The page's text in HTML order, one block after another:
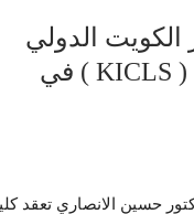
الدولي
الثالث لكلية العلوم الحياتية ( KICLS ) في
حسين الانصاري تعقد